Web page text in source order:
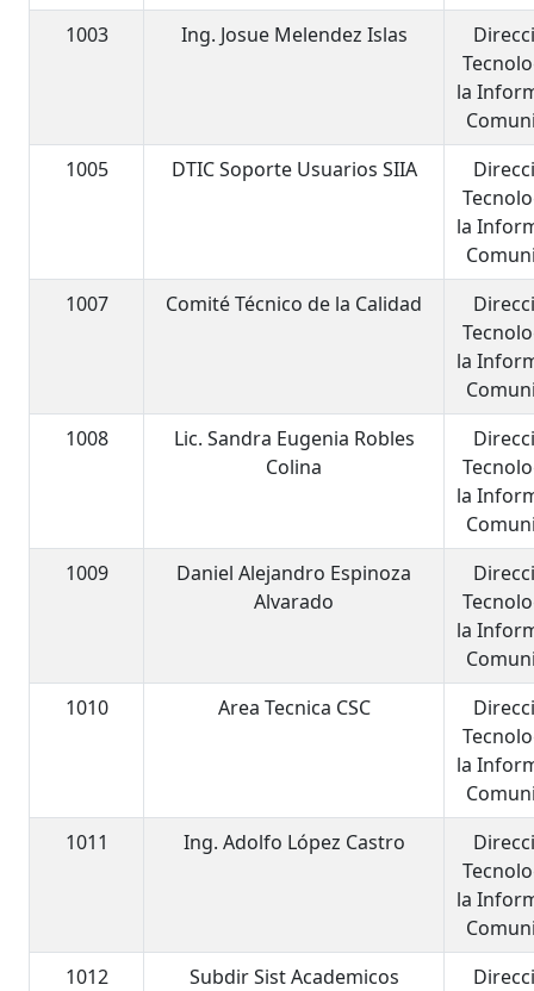
1003
Ing. Josue Melendez Islas
la
1005
DTIC Soporte Usuarios SIIA
la
1007
Comité Técnico de la Calidad
la
1008
Lic. Sandra Eugenia Robles
Colina
la
1009
Daniel Alejandro Espinoza
Alvarado
la
1010
Area Tecnica CSC
la
1011
Ing. Adolfo López Castro
la
1012
Subdir Sist Academicos